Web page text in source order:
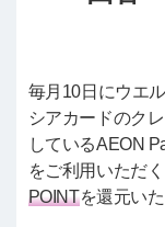
毎月10日にウエ
シアカードのク
しているAEON
をご利用いただ
POINTを還元いた